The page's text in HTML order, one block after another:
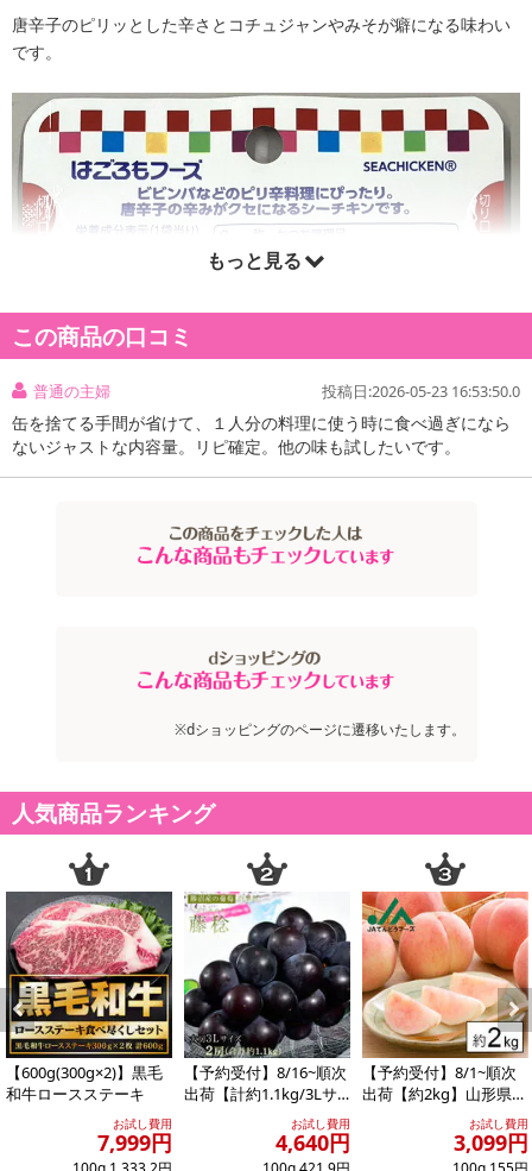
唐辛子のピリッとした辛さとコチュジャンやみそが癖になる味わい
です。
お申込みの際は 「商品情報」に記載されている「注意事項」を
必ずご確認ください。
【キャンセルについて】
※お申込み後のキャンセルはお受けできません。
記載されている内容を必ずご確認いただき、お届けする商品セット
にご納得いただきましたうえでお申し込みください。
※パッケージ変更や商品リニューアル(成分など含む)等により、参考
の掲載画像や画像内のバーコードなど、お届け商品と多少異なる場
合がございます。
また、[新たな加工食品の原料原産地表示制度]の経過措置期間の終
了により、商品詳細内に記載の原産国・原材料の表記が旧表記の場
合がございます。
あらかじめご了承いただいた上でお申込みください。なお、本理由
もっと見る
この商品の口コミ
普通の主婦 投稿日:2026-05-23 16:53:50.0
缶を捨てる手間が省けて、１人分の料理に使う時に食べ過ぎになら
ないジャストな内容量。リピ確定。他の味も試したいです。
※dショッピングのページに遷移いたします。
人気商品ランキング
Previous
【600g(300g×2)】黒毛
和牛ロースステーキ
お試し費用
7,999円
【予約受付】8/16~順次
出荷【計約1.1kg/3Lサ
イズ×2房】藤稔（ふじ
お試し費用
4,640円
【予約受付】8/1~順次
出荷【約2kg】山形県産
白桃(品種・玉数おまか
お試し費用
3,099円
Next